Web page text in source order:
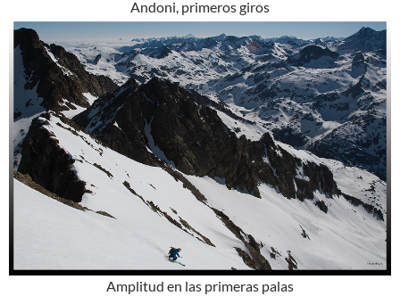
Andoni, primeros giros
Amplitud en las primeras palas